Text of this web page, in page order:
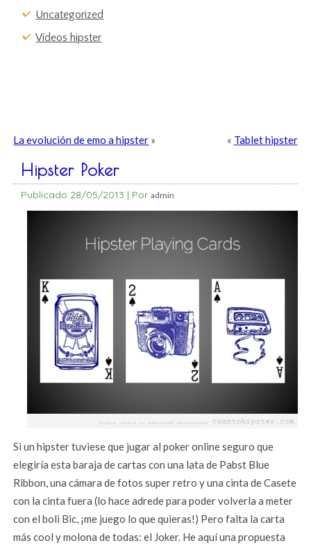
Uncategorized
Vídeos hipster
La evolución de emo a hipster » « Tablet hipster
Hipster Poker
Publicado 28/05/2013 | Por admin
Si un hipster tuviese que jugar al poker online seguro que
elegiría esta baraja de cartas con una lata de Pabst Blue
Ribbon, una cámara de fotos super retro y una cinta de Casete
con la cinta fuera (lo hace adrede para poder volverla a meter
con el boli Bic, ¡me juego lo que quieras!) Pero falta la carta
más cool y molona de todas: el Joker. He aquí una propuesta